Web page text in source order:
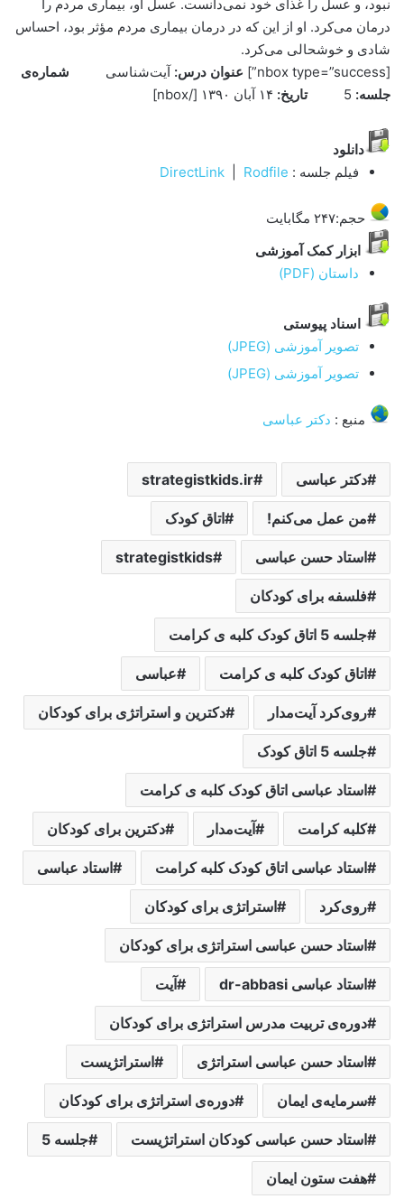
نبود، و عسل را غذای خود نمی‌دانست. عسل او، بیماری مردم را
درمان می‌کرد. او از این که در درمان بیماری مردم مؤثر بود، احساس
شادی و خوشحالی می‌کرد.
[nbox type=”success”]
عنوان درس: آيت‌شناسی شماره‌ی
جلسه:
تاريخ:
دانلود
فیلم جلسه :
DirectLink Rodfile
حجم:۲۴۷ مگابایت
ابزار کمک آموزشی
داستان (PDF)
اسناد پيوستی
تصوير آموزشی (JPEG)
تصوير آموزشی (JPEG)
منبع : دکتر عباسی
دکتر عباسی strategistkids.ir
من عمل می‌کنم! اتاق کودک
استاد حسن عباسی strategistkids
فلسفه برای کودکان
جلسه 5 اتاق کودک کلبه ی کرامت
اتاق کودک کلبه ی کرامت عباسی
روی‌کرد آيت‌مدار دکترین و استراتژی برای کودکان
جلسه 5 اتاق کودک
استاد عباسی اتاق کودک کلبه ی کرامت
کلبه کرامت آيت‌مدار دکترین برای کودکان
استاد عباسی اتاق کودک کلبه کرامت استاد عباسی
روی‌کرد استراتژی برای کودکان
استاد حسن عباسی استراتژی برای کودکان
استاد عباسی dr-abbasi آيت‌
دوره‌ی تربیت مدرس استراتژی برای کودکان
استاد حسن عباسی استراتژی استراتژیست
سرمایه‌ی ایمان دوره‌ی استراتژی برای کودکان
استاد حسن عباسی کودکان استراتژیست جلسه 5
هفت ستون ایمان